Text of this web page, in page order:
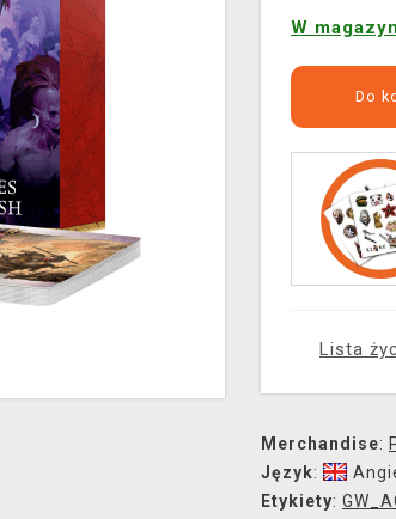
W
Do
Lista
Merchandise:
Język:
Etykiety: